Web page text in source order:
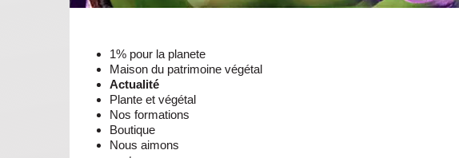
1% pour la planete
Maison du patrimoine végétal
Actualité
Plante et végétal
Nos formations
Boutique
Nous aimons